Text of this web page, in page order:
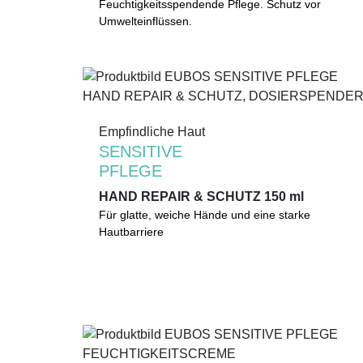
Feuchtigkeitsspendende Pflege mit
hautberuhigendem Thermalwasser. Die
schützen.
Mikroplastik(gemäß UNEP-Definition)
Feuchtigkeitsspendende Pflege. Schutz vor
Umwelteinflüssen.
Empfindliche Haut
SENSITIVE
PFLEGE
HAND REPAIR & SCHUTZ 150 ml
Glattere, weichere Hände. Intensive Feuchtigkeit.
Spezielle Wirkstoffkomplexe regenerieren und
Empfindliche Haut
SENSITIVE
PFLEGE
HAND REPAIR & SCHUTZ 150 ml
Für glatte, weiche Hände und eine starke
Hautbarriere